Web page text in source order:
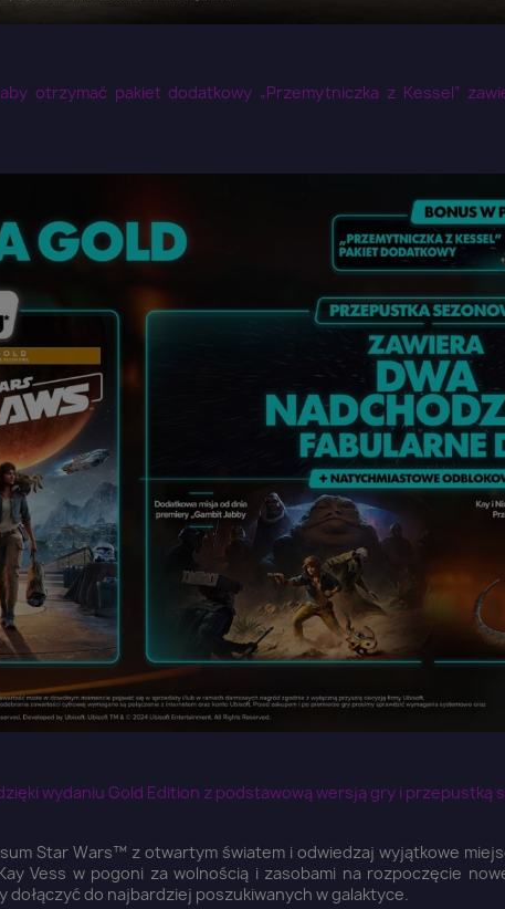
otrzymać pakiet dodatkowy „Przemytniczka z Kessel”
wydaniu Gold Edition z podstawową wersją gry i przepustką
Star Wars™ z otwartym światem i odwiedzaj wyjątkowe
Vess w pogoni za wolnością i zasobami na rozpoczęcie
do najbardziej poszukiwanych w galaktyce.
You need to be logged in to save